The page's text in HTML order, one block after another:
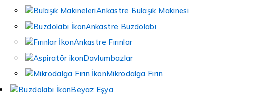
Ankastre Bulaşık Makinesi
Ankastre Buzdolabı
Ankastre Fırınlar
Davlumbazlar
Mikrodalga Fırın
Beyaz Eşya